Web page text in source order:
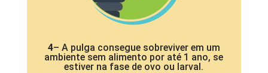
4– A pulga consegue sobreviver em um
ambiente sem alimento por até 1 ano, se
estiver na fase de ovo ou larval.